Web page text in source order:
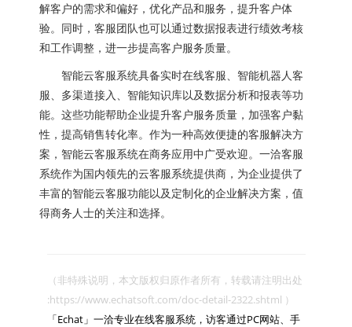
解客户的需求和偏好，优化产品和服务，提升客户体
验。同时，客服团队也可以通过数据报表进行绩效考核
和工作调整，进一步提高客户服务质量。
智能云客服系统具备实时在线客服、智能机器人客
服、多渠道接入、智能知识库以及数据分析和报表等功
能。这些功能帮助企业提升客户服务质量，加强客户黏
性，提高销售转化率。作为一种高效便捷的客服解决方
案，智能云客服系统在商务应用中广受欢迎。一洽客服
系统作为国内领先的云客服系统提供商，为企业提供了
丰富的智能云客服功能以及定制化的企业解决方案，值
得商务人士的关注和选择。
（非特殊说明，本文版权归原作者所有，转载请注明出处
:https://www.echatsoft.com/doc-detail-2322.shtml ）
「Echat」一洽专业在线客服系统，访客通过PC网站、手